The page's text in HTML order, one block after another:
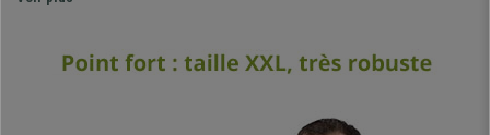
durabilité maximales. Un modèle qui vous accompagnera
Son grand dossier permet de bien se reposer après une journée